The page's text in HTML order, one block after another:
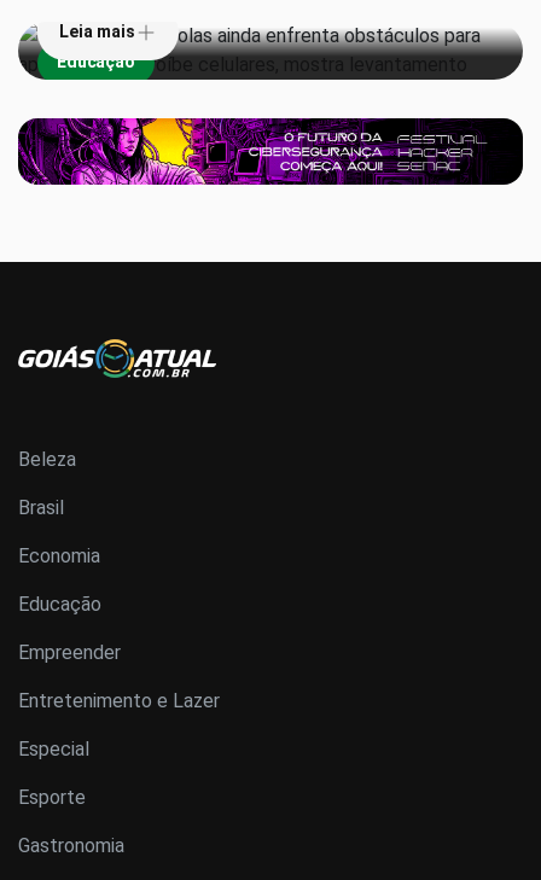
Educação
Leia mais
Beleza
Brasil
Economia
Educação
Empreender
Entretenimento e Lazer
Especial
Esporte
Gastronomia